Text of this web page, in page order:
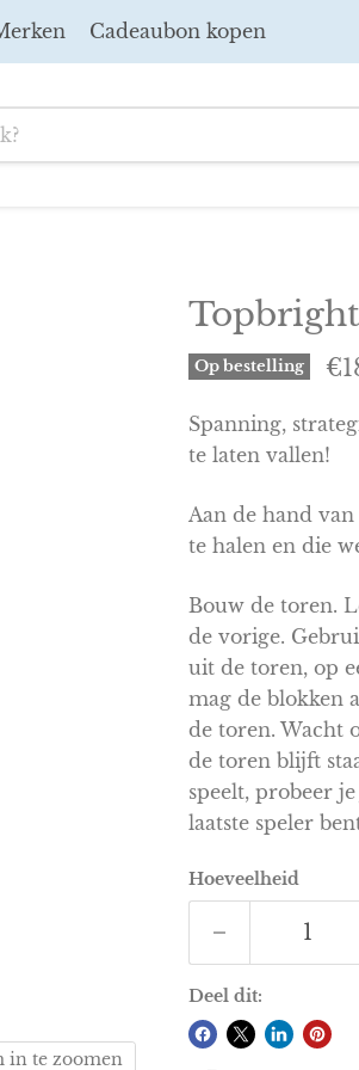
Cadeaubon kopen
in te zoomen
Op bestelling
Spanning,
te laten vallen!
Aan de hand
te halen en die
Bouw de toren.
de vorige.
uit de toren, op
mag de blokken
de toren. Wacht
de toren blijft
speelt, probeer
laatste speler
Hoeveelheid
Deel dit: